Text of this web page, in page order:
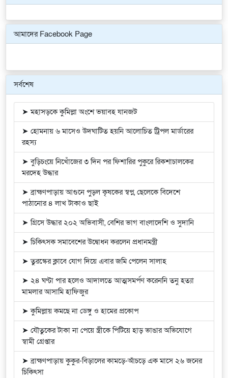
আমাদের Facebook Page
সর্বশেষ
➤ মহাসড়কে কুমিল্লা অংশে ভয়াবহ যানজট
➤ হোমনায় ৬ মাসেও উদঘাটিত হয়নি আলোচিত ট্রিপল মার্ডারের
রহস্য
➤ বুড়িচংয়ে নিখোঁজের ৩ দিন পর ফিশারির পুকুরে রিকশাচালকের
মরদেহ উদ্ধার
➤ ব্রাহ্মণপাড়ায় আগুনে পুড়ল কৃষকের স্বপ্ন, ছেলেকে বিদেশে
পাঠানোর ৪ লাখ টাকাও ছাই
➤ গ্রিসে উদ্ধার ২০২ অভিবাসী, বেশির ভাগ বাংলাদেশি ও সুদানি
➤ চিকিৎসক সমাবেশের উদ্বোধন করলেন প্রধানমন্ত্রী
➤ তুরস্কের ক্লাবে যোগ দিয়ে এবার জমি পেলেন সালাহ
➤ ২৪ ঘণ্টা পার হলেও আদালতে আত্মসমর্পণ করেননি তনু হত্যা
মামলার আসামি হাফিজুর
➤ কুমিল্লায় কমছে না ডেঙ্গু ও হামের প্রকোপ
➤ যৌতুকের টাকা না পেয়ে স্ত্রীকে পিটিয়ে হাড় ভাঙার অভিযোগে
স্বামী গ্রেপ্তার
➤ ব্রাহ্মণপাড়ায় কুকুর-বিড়ালের কামড়ে-আঁচড়ে এক মাসে ২৬ জনের
চিকিৎসা